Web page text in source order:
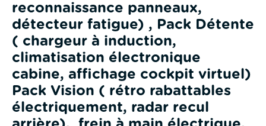
reconnaissance panneaux,
détecteur fatigue) , Pack Détente
( chargeur à induction,
climatisation électronique
cabine, affichage cockpit virtuel)
Pack Vision ( rétro rabattables
électriquement, radar recul